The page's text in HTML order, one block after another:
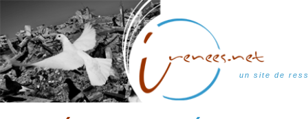
un site de